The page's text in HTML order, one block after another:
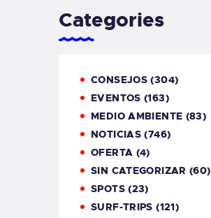
Categories
CONSEJOS (304)
EVENTOS (163)
MEDIO AMBIENTE (83)
NOTICIAS (746)
OFERTA (4)
SIN CATEGORIZAR (60)
SPOTS(23)
SURF-TRIPS (121)